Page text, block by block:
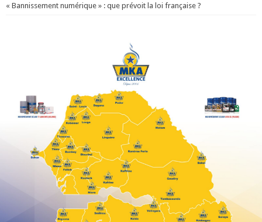
« Bannissement numérique » : que prévoit la loi française ?